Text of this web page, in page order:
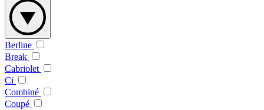
Berline
Break
Cabriolet
Ci
Combiné
Coupé